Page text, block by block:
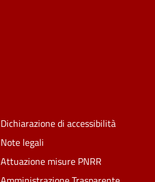
Dichiarazione di accessibilità
Note legali
Attuazione misure PNRR